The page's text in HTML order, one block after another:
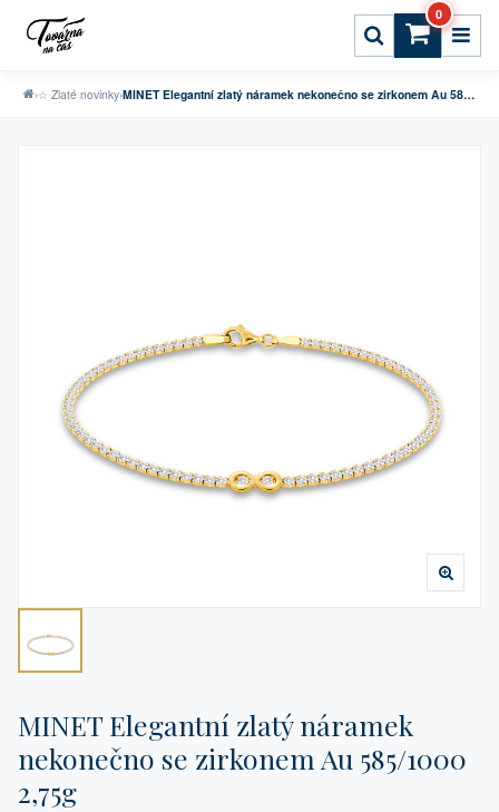
0
›☆ Zlaté novinky› MINET Elegantní zlatý náramek nekonečno se zirkonem Au 585/1000 2,75g
MINET Elegantní zlatý náramek
nekonečno se zirkonem Au 585/1000
2,75g